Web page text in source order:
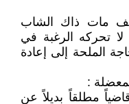
مات ذاك الشاب
لا تحركه الرغبة في
الملحة إلى إعادة
:
مطلقاً بديلاً عن